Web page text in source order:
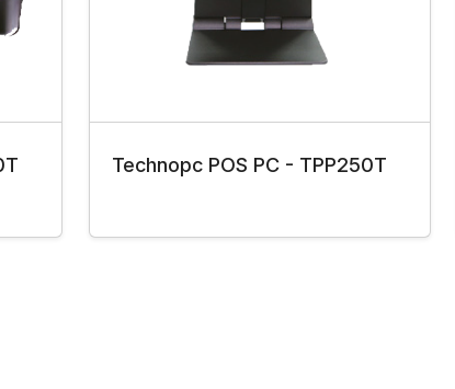
Technopc POS PC - TPP250T